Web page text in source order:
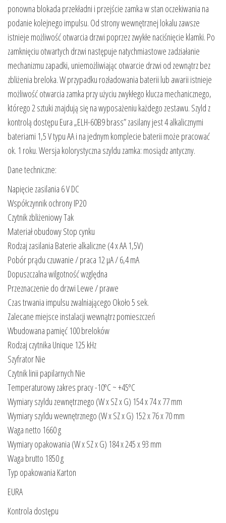
ponowna blokada przekładni i przejście zamka w stan oczekiwania na
podanie kolejnego impulsu. Od strony wewnętrznej lokalu zawsze
istnieje możliwość otwarcia drzwi poprzez zwykłe naciśnięcie klamki. Po
zamknięciu otwartych drzwi następuje natychmiastowe zadziałanie
mechanizmu zapadki, uniemożliwiając otwarcie drzwi od zewnątrz bez
zbliżenia breloka. W przypadku rozładowania baterii lub awarii istnieje
możliwość otwarcia zamka przy użyciu zwykłego klucza mechanicznego,
którego 2 sztuki znajdują się na wyposażeniu każdego zestawu. Szyld z
kontrolą dostępu Eura „ELH-60B9 brass” zasilany jest 4 alkalicznymi
bateriami 1,5 V typu AA i na jednym komplecie baterii może pracować
ok. 1 roku. Wersja kolorystyczna szyldu zamka: mosiądz antyczny.
Dane techniczne:
Napięcie zasilania 6 V DC
Współczynnik ochrony IP20
Czytnik zbliżeniowy Tak
Materiał obudowy Stop cynku
Rodzaj zasilania Baterie alkaliczne (4 x AA 1,5V)
Pobór prądu czuwanie / praca 12 μA / 6,4 mA
Dopuszczalna wilgotność względna
Przeznaczenie do drzwi Lewe / prawe
Czas trwania impulsu zwalniającego Około 5 sek.
Zalecane miejsce instalacji wewnątrz pomieszczeń
Wbudowana pamięć 100 breloków
Rodzaj czytnika Unique 125 kHz
Szyfrator Nie
Czytnik linii papilarnych Nie
Temperaturowy zakres pracy -10ºC ~ +45ºC
Wymiary szyldu zewnętrznego (W x SZ x G) 154 x 74 x 77 mm
Wymiary szyldu wewnętrznego (W x SZ x G) 152 x 76 x 70 mm
Waga netto 1660 g
Wymiary opakowania (W x SZ x G) 184 x 245 x 93 mm
Waga brutto 1850 g
Typ opakowania Karton
EURA
Kontrola dostępu